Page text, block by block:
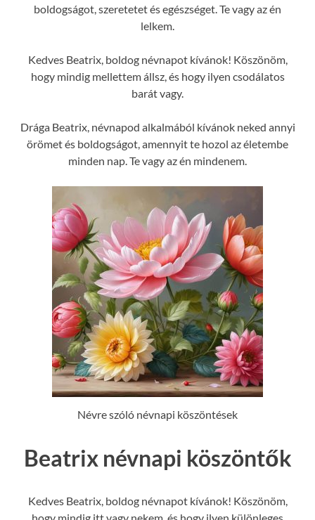
boldogságot, szeretetet és egészséget. Te vagy az én
lelkem.
Kedves Beatrix, boldog névnapot kívánok! Köszönöm,
hogy mindig mellettem állsz, és hogy ilyen csodálatos
barát vagy.
Drága Beatrix, névnapod alkalmából kívánok neked annyi
örömet és boldogságot, amennyit te hozol az életembe
minden nap. Te vagy az én mindenem.
Névre szóló névnapi köszöntések
Beatrix névnapi köszöntők
Kedves Beatrix, boldog névnapot kívánok! Köszönöm,
hogy mindig itt vagy nekem, és hogy ilyen különleges